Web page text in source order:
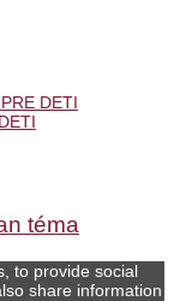
DETI
téma
to provide social
share information